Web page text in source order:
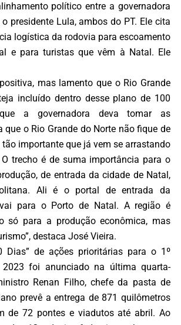
político entre a governadora
presidente Lula, ambos do PT. Ele cita
logística da rodovia para escoamento
e para turistas que vêm à Natal. Ele
mas lamento que o Rio Grande
incluído dentro desse plano de 100
a governadora deva tomar as
que o Rio Grande do Norte não fique de
importante que já vem se arrastando
trecho é de suma importância para o
de entrada da cidade de Natal,
Ali é o portal de entrada da
para o Porto de Natal. A região é
só para a produção econômica, mas
destaca José Vieira.
Dias” de ações prioritárias para o 1º
2023 foi anunciado na última quarta-
Renan Filho, chefe da pasta de
prevê a entrega de 871 quilômetros
de 72 pontes e viadutos até abril. Ao